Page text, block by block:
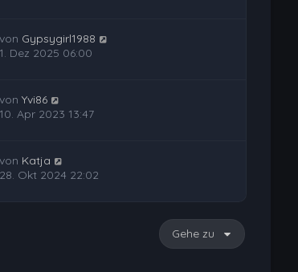
von Gypsygirl1988
1. Dez 2025 06:00
vonYvi86
10. Apr 2023 13:47
von Katja
28. Okt 2024 22:02
Gehe zu